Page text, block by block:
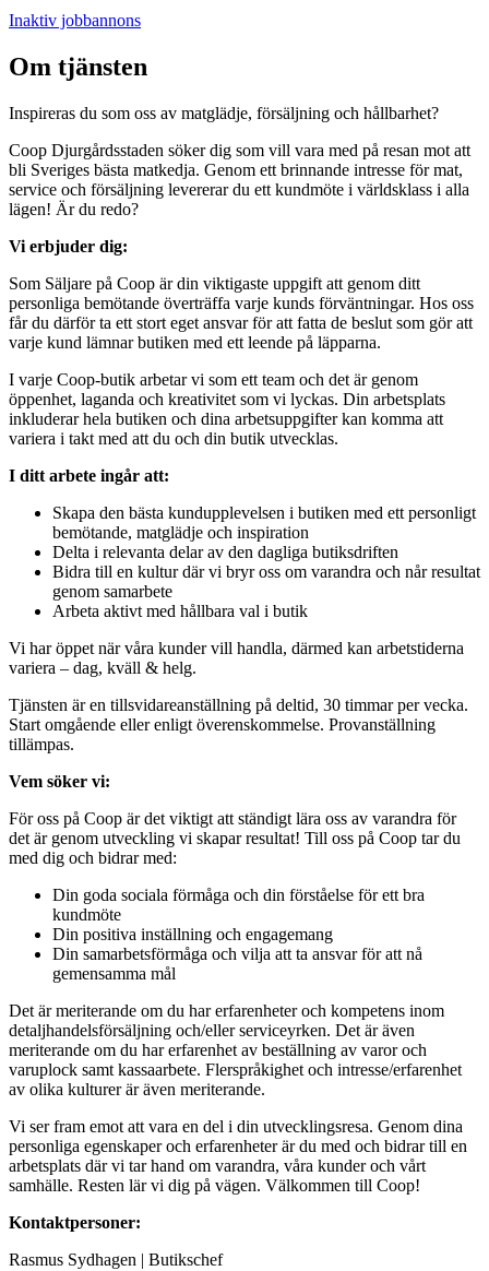
Inaktiv jobbannons
Om tjänsten
Inspireras du som oss av matglädje, försäljning och hållbarhet?
Coop Djurgårdsstaden söker dig som vill vara med på resan mot att
bli Sveriges bästa matkedja. Genom ett brinnande intresse för mat,
service och försäljning levererar du ett kundmöte i världsklass i alla
lägen! Är du redo?
Vi erbjuder dig:
Som Säljare på Coop är din viktigaste uppgift att genom ditt
personliga bemötande överträffa varje kunds förväntningar. Hos oss
får du därför ta ett stort eget ansvar för att fatta de beslut som gör att
varje kund lämnar butiken med ett leende på läpparna.
I varje Coop-butik arbetar vi som ett team och det är genom
öppenhet, laganda och kreativitet som vi lyckas. Din arbetsplats
inkluderar hela butiken och dina arbetsuppgifter kan komma att
variera i takt med att du och din butik utvecklas.
I ditt arbete ingår att:
Skapa den bästa kundupplevelsen i butiken med ett personligt
bemötande, matglädje och inspiration
Delta i relevanta delar av den dagliga butiksdriften
Bidra till en kultur där vi bryr oss om varandra och når resultat
genom samarbete
Arbeta aktivt med hållbara val i butik
Vi har öppet när våra kunder vill handla, därmed kan arbetstiderna
variera – dag, kväll & helg.
Tjänsten är en tillsvidareanställning på deltid, 30 timmar per vecka.
Start omgående eller enligt överenskommelse. Provanställning
tillämpas.
Vem söker vi:
För oss på Coop är det viktigt att ständigt lära oss av varandra för
det är genom utveckling vi skapar resultat! Till oss på Coop tar du
med dig och bidrar med:
Din goda sociala förmåga och din förståelse för ett bra
kundmöte
Din positiva inställning och engagemang
Din samarbetsförmåga och vilja att ta ansvar för att nå
gemensamma mål
Det är meriterande om du har erfarenheter och kompetens inom
detaljhandelsförsäljning och/eller serviceyrken. Det är även
meriterande om du har erfarenhet av beställning av varor och
varuplock samt kassaarbete. Flerspråkighet och intresse/erfarenhet
av olika kulturer är även meriterande.
Vi ser fram emot att vara en del i din utvecklingsresa. Genom dina
personliga egenskaper och erfarenheter är du med och bidrar till en
arbetsplats där vi tar hand om varandra, våra kunder och vårt
samhälle. Resten lär vi dig på vägen. Välkommen till Coop!
Kontaktpersoner:
Rasmus Sydhagen | Butikschef